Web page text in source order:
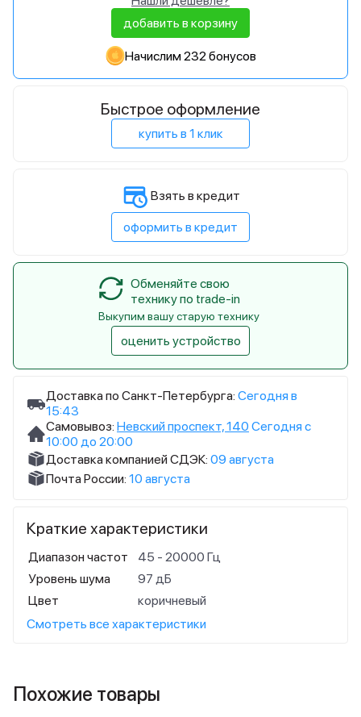
Доставка по Санкт-Петербурга: Сегодня в
15:43
Самовывоз: Невский проспект, 140 Сегодня с
10:00 до 20:00
Доставка компанией СДЭК: 09 августа
Почта России: 10 августа
Краткие характеристики
Диапазон частот
45 - 20000 Гц
Уровень шума
97 дБ
Цвет
коричневый
Смотреть все характеристики
добавить в корзину
Начислим 232 бонусов
Быстрое оформление
купить в 1 клик
Взять в кредит
оформить в кредит
Обменяйте свою
технику по trade-in
Выкупим вашу старую технику
оценить устройство
Похожие товары